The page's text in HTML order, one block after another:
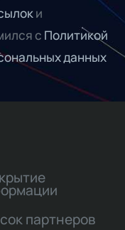
и
с Политикой
данных
партнеров